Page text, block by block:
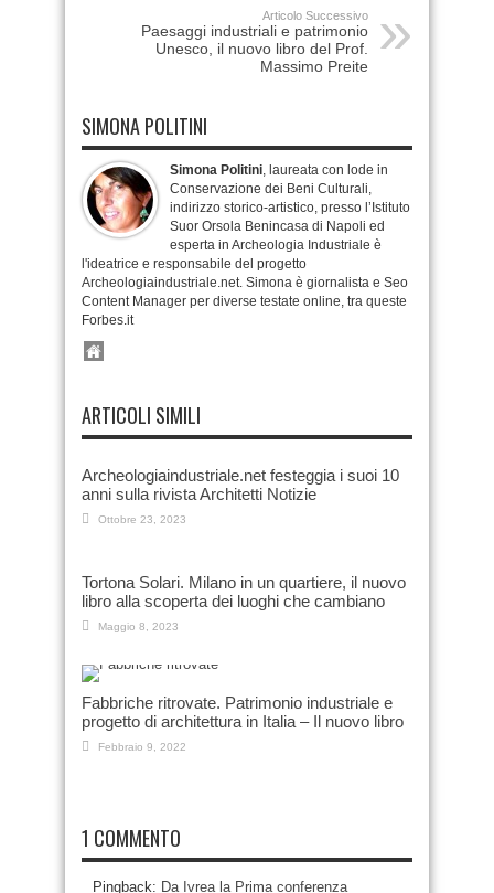
Articolo Successivo
Paesaggi industriali e patrimonio
Unesco, il nuovo libro del Prof.
Massimo Preite
SIMONA POLITINI
Simona Politini, laureata con lode in
Conservazione dei Beni Culturali,
indirizzo storico-artistico, presso l’Istituto
Suor Orsola Benincasa di Napoli ed
esperta in Archeologia Industriale è
l'ideatrice e responsabile del progetto
Archeologiaindustriale.net. Simona è giornalista e Seo
Content Manager per diverse testate online, tra queste
Forbes.it
ARTICOLI SIMILI
Archeologiaindustriale.net festeggia i suoi 10
anni sulla rivista Architetti Notizie
Ottobre 23, 2023
Tortona Solari. Milano in un quartiere, il nuovo
libro alla scoperta dei luoghi che cambiano
Maggio 8, 2023
Fabbriche ritrovate. Patrimonio industriale e
progetto di architettura in Italia – Il nuovo libro
Febbraio 9, 2022
1 COMMENTO
Pingback: Da Ivrea la Prima conferenza